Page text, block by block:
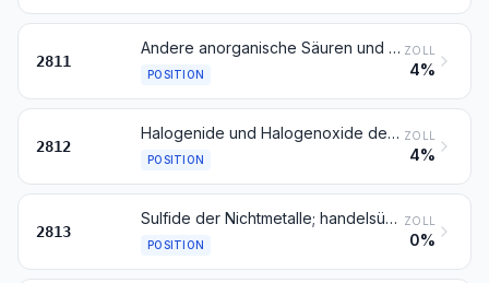
2811
Andere anorganische Säuren und andere anorganische Sauerstoffverbindungen der Nichtmetalle
POSITION
ZOLL
4%
2812
Halogenide und Halogenoxide der Nichtmetalle
POSITION
ZOLL
4%
2813
Sulfide der Nichtmetalle; handelsübliches Phosphortrisulfid
POSITION
ZOLL
0%